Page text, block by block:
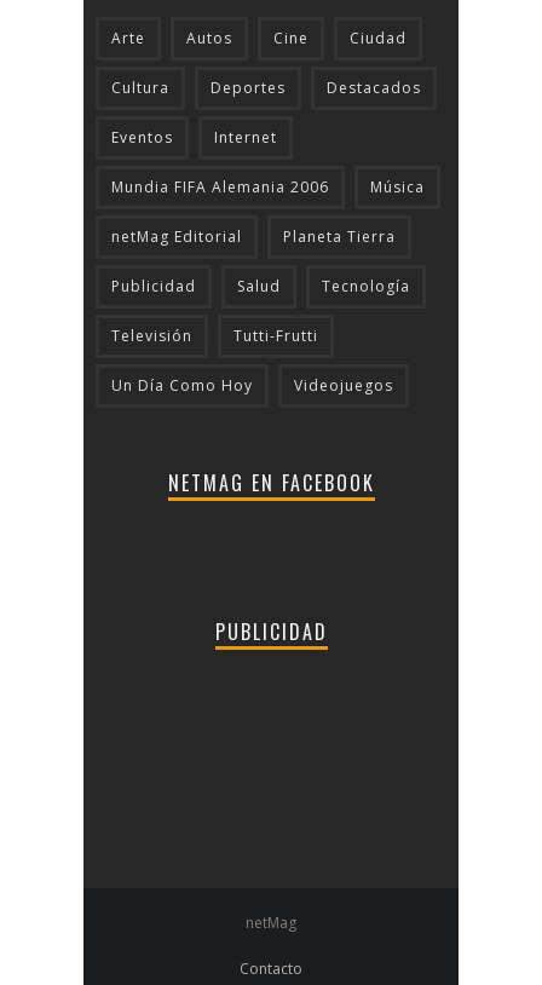
Arte Autos Cine Ciudad
Cultura Deportes Destacados
Eventos Internet
Mundia FIFA Alemania 2006 Música
netMag Editorial Planeta Tierra
Publicidad Salud Tecnologí­a
Televisión Tutti-Frutti
Un Día Como Hoy Videojuegos
NETMAG EN FACEBOOK
PUBLICIDAD
netMag
Contacto